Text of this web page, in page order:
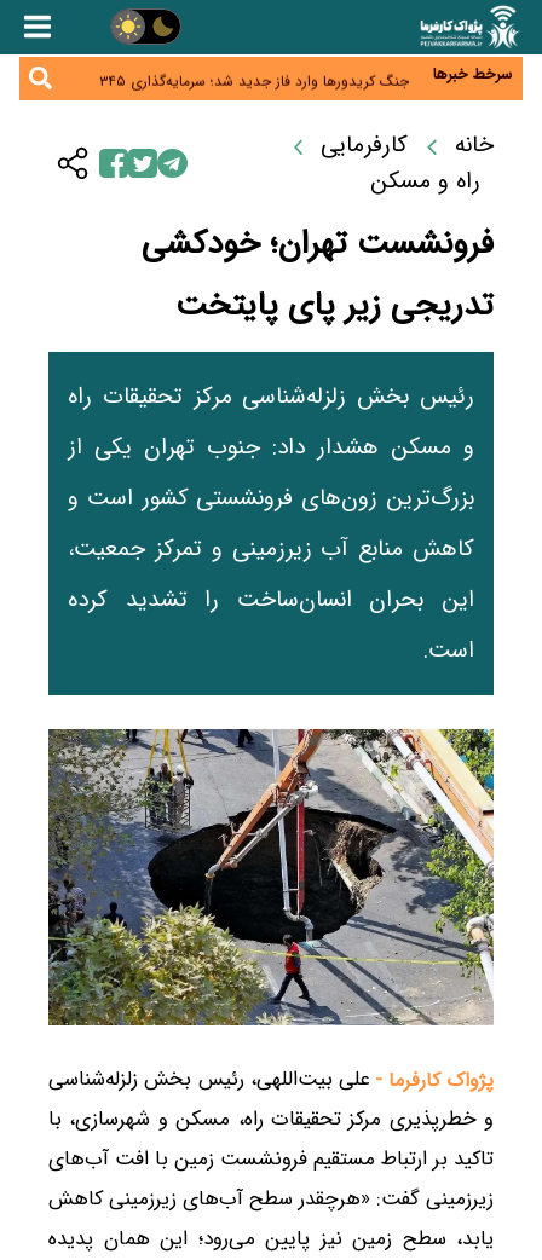
سرخط خبرها
همایش و مسابقه نذری ماه صفر برگزار شد
زائران اربعین نگران ارز باقی‌مانده نباشند؛ خرید دینار در
جنگ کریدورها وارد فاز جدید شد؛ سرمایه‌گذاری ۳۴۵
میلیارد دلاری اوراسیا تا ۲۰۳۵
شبکه کمتر توسعه می‌یابد
تأمین سرمایه در گردش بدون خلق نقدینگی؛ نقش
جدید سیاست‌های مالیاتی در حمایت از تولید
خانه
کارفرمایی
راه و مسکن
فرونشست تهران؛ خودکشی
تدریجی زیر پای پایتخت
رئیس بخش زلزله‌شناسی مرکز تحقیقات راه
و مسکن هشدار داد: جنوب تهران یکی از
بزرگ‌ترین زون‌های فرونشستی کشور است و
کاهش منابع آب زیرزمینی و تمرکز جمعیت،
این بحران انسان‌ساخت را تشدید کرده
است.
پژواک کارفرما - علی بیت‌اللهی، رئیس بخش زلزله‌شناسی
و خطرپذیری مرکز تحقیقات راه، مسکن و شهرسازی، با
تاکید بر ارتباط مستقیم فرونشست زمین با افت آب‌های
زیرزمینی گفت: «هرچقدر سطح آب‌های زیرزمینی کاهش
یابد، سطح زمین نیز پایین می‌رود؛ این همان پدیده